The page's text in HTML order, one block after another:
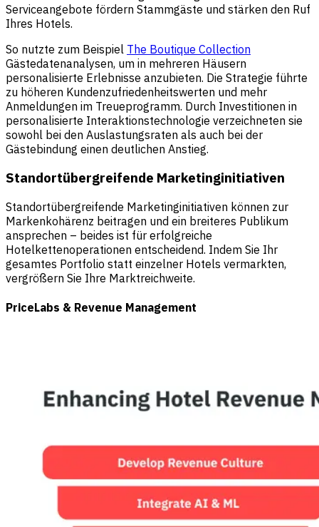
Serviceangebote fördern Stammgäste und stärken den Ruf
Ihres Hotels.
So nutzte zum Beispiel The Boutique Collection
Gästedatenanalysen, um in mehreren Häusern
personalisierte Erlebnisse anzubieten. Die Strategie führte
zu höheren Kundenzufriedenheitswerten und mehr
Anmeldungen im Treueprogramm. Durch Investitionen in
personalisierte Interaktionstechnologie verzeichneten sie
sowohl bei den Auslastungsraten als auch bei der
Gästebindung einen deutlichen Anstieg.
Standortübergreifende Marketinginitiativen
Standortübergreifende Marketinginitiativen können zur
Markenkohärenz beitragen und ein breiteres Publikum
ansprechen – beides ist für erfolgreiche
Hotelkettenoperationen entscheidend. Indem Sie Ihr
gesamtes Portfolio statt einzelner Hotels vermarkten,
vergrößern Sie Ihre Marktreichweite.
PriceLabs & Revenue Management